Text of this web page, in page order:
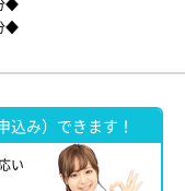
◆
◆
込み）できます！
い